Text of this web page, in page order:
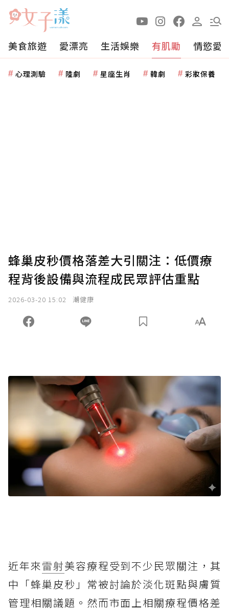
美食旅遊 愛漂亮 生活娛樂 有肌勵 情慾愛
心理測驗 陸劇 星座生肖 韓劇 彩妝保養
蜂巢皮秒價格落差大引關注：低價療
程背後設備與流程成民眾評估重點
2026-03-20 15:02 潮健康
近年來雷射美容療程受到不少民眾關注，其
中「蜂巢皮秒」常被討論於淡化斑點與膚質
管理相關議題。然而市面上相關療程價格差